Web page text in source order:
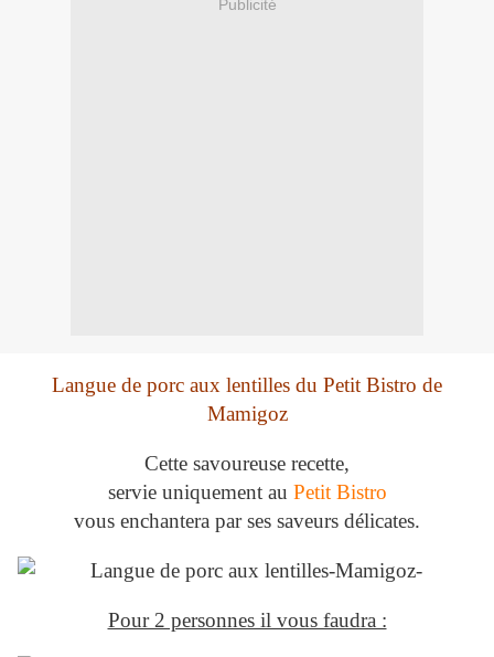
Publicité
Langue de porc aux lentilles du Petit Bistro de
Mamigoz
Cette savoureuse recette,
servie uniquement au Petit Bistro
vous enchantera par ses saveurs délicates.
Pour 2 personnes il vous faudra :